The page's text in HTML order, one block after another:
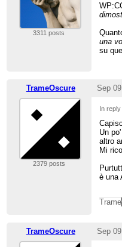
3311 posts
una
su
TrameOscure Sep
2379 posts
In
Un
altro
Mi
è una
Trame
TrameOscure Sep